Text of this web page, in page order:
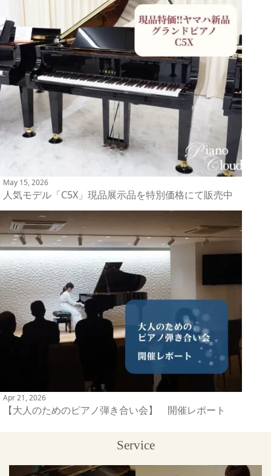
May 15, 2026
人気モデル「C5X」現品展示品を特別価格にて販売中
Apr 21, 2026
【大人のためのピアノ弾き合い会】 開催レポート
Service